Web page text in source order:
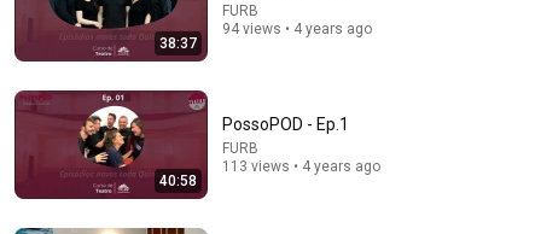
38:37
FURB
94 views • 4 years ago
40:58
PossoPOD - Ep.1
FURB
113 views • 4 years ago